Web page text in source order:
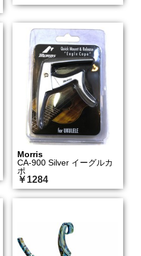
Morris
CA-900 Silver イーグルカ
ポ
￥1284